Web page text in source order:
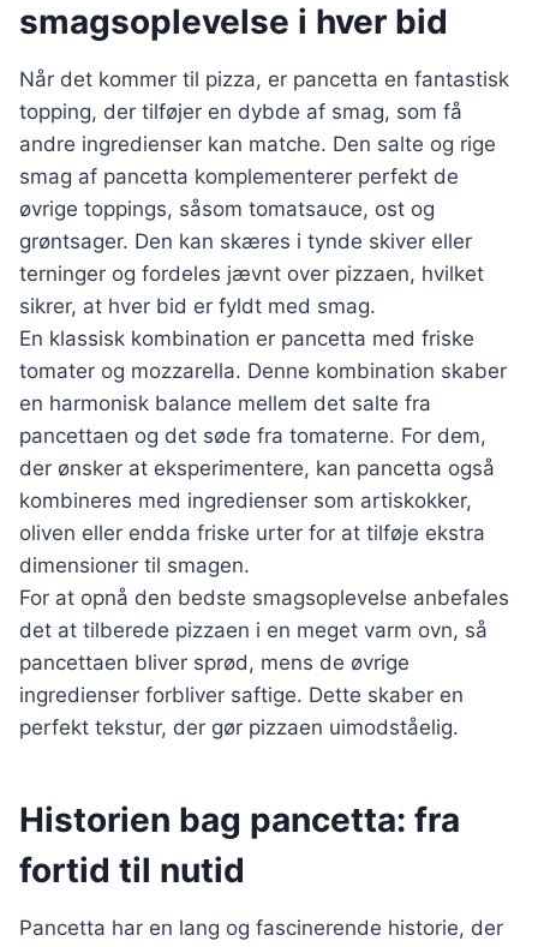
smagsoplevelse i hver bid
Når det kommer til pizza, er pancetta en fantastisk
topping, der tilføjer en dybde af smag, som få
andre ingredienser kan matche. Den salte og rige
smag af pancetta komplementerer perfekt de
øvrige toppings, såsom tomatsauce, ost og
grøntsager. Den kan skæres i tynde skiver eller
terninger og fordeles jævnt over pizzaen, hvilket
sikrer, at hver bid er fyldt med smag.
En klassisk kombination er pancetta med friske
tomater og mozzarella. Denne kombination skaber
en harmonisk balance mellem det salte fra
pancettaen og det søde fra tomaterne. For dem,
der ønsker at eksperimentere, kan pancetta også
kombineres med ingredienser som artiskokker,
oliven eller endda friske urter for at tilføje ekstra
dimensioner til smagen.
For at opnå den bedste smagsoplevelse anbefales
det at tilberede pizzaen i en meget varm ovn, så
pancettaen bliver sprød, mens de øvrige
ingredienser forbliver saftige. Dette skaber en
perfekt tekstur, der gør pizzaen uimodståelig.
Historien bag pancetta: fra
fortid til nutid
Pancetta har en lang og fascinerende historie, der